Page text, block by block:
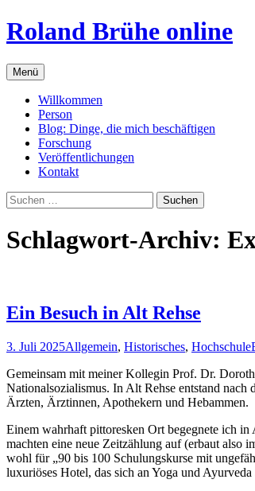
Zum
Inhalt
Roland Brühe online
Menü
Willkommen
Person
Blog: Dinge, die mich beschäftigen
Forschung
Veröffentlichungen
Kontakt
Suchen
nach:
Schlagwort-Archiv:
Ein Besuch in Alt Rehse
3. Juli 2025Allgemein, Historisches, Hochschule
Gemeinsam mit meiner Kollegin Prof. Dr.
Nationalsozialismus. In Alt Rehse entstand
Ärzten, Ärztinnen, Apothekern und Hebammen.
Einem wahrhaft pittoresken Ort begegnete ich
machten eine neue Zeitzählung auf (erbaut also
wohl für „90 bis 100 Schulungskurse mit
luxuriöses Hotel, das sich an Yoga und Ayurveda